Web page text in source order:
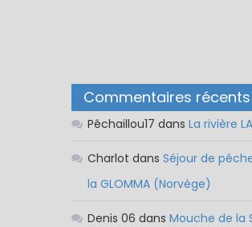
Commentaires récents
Pêchaillou17 dans La rivière
Charlot dans Séjour de
la GLOMMA (Norvège)
Denis 06 dans Mouche de la